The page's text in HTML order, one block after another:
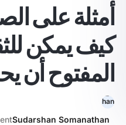
أمثلة على
كيف يمكن
المفتوح أن
Sudarshan Somanathan